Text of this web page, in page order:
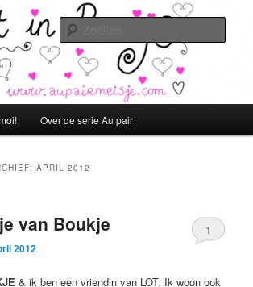
Over de serie Au pair
APRIL 2012
van Boukje
2012
1
& ik ben een vriendin van LOT. Ik woon ook